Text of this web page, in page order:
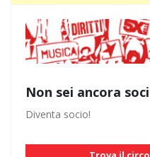
Non sei ancora
Diventa socio!